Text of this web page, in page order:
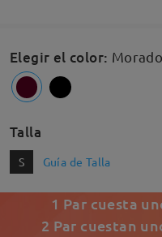
Elegir el color:
Talla
S Guía de Talla
1 Par cuesta
2 Par cuestan